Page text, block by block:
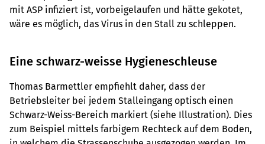
mit ASP infiziert ist, vorbeigelaufen und hätte gekotet,
wäre es möglich, das Virus in den Stall zu schleppen.
Eine schwarz-weisse Hygieneschleuse
Thomas Barmettler empfiehlt daher, dass der
Betriebsleiter bei jedem Stalleingang optisch einen
Schwarz-Weiss-Bereich markiert (siehe Illustration). Dies
zum Beispiel mittels farbigem Rechteck auf dem Boden,